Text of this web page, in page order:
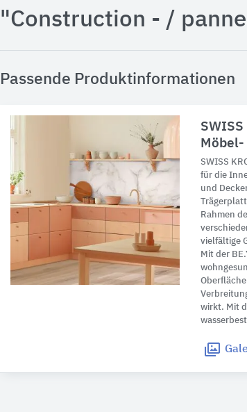
"Construction - /
Passende Produktinformationen
SWISS
für die
und
Rahmen
vielfältige
Mit der
wirkt. Mit